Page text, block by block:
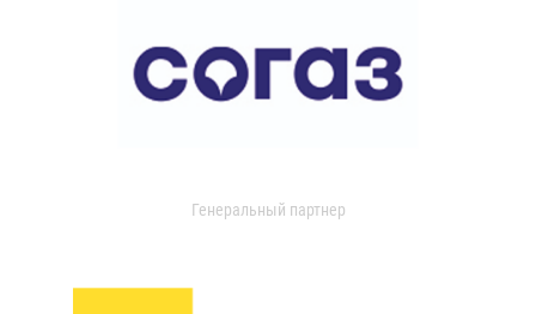
Генеральный партнер